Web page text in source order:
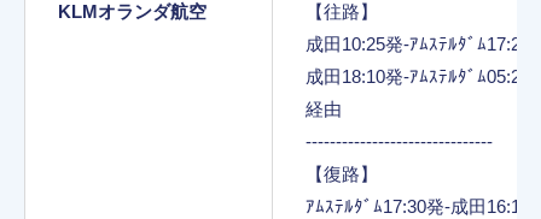
KLMオランダ航空
【往路】
成田10:25発-ｱﾑｽﾃﾙﾀﾞﾑ17:20
成田18:10発-ｱﾑｽﾃﾙﾀﾞﾑ05:20
経由
-------------------------------
【復路】
ｱﾑｽﾃﾙﾀﾞﾑ17:30発-成田16:15